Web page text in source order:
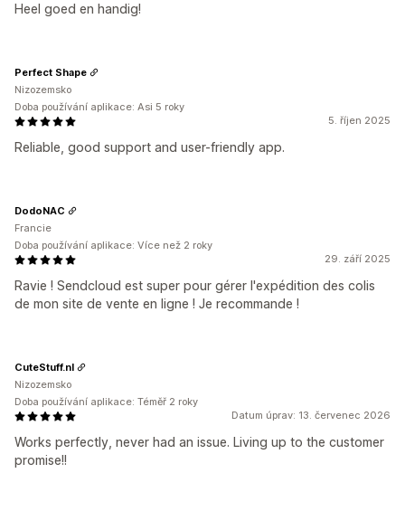
Heel goed en handig!
5. říjen 2025
Reliable, good support and user-friendly app.
Perfect Shape
Nizozemsko
Doba používání aplikace: Asi 5 roky
29. září 2025
Ravie ! Sendcloud est super pour gérer l'expédition des colis
de mon site de vente en ligne ! Je recommande !
DodoNAC
Francie
Doba používání aplikace: Více než 2 roky
Datum úprav: 13. červenec 2026
Works perfectly, never had an issue. Living up to the customer
promise!!
CuteStuff.nl
Nizozemsko
Doba používání aplikace: Téměř 2 roky